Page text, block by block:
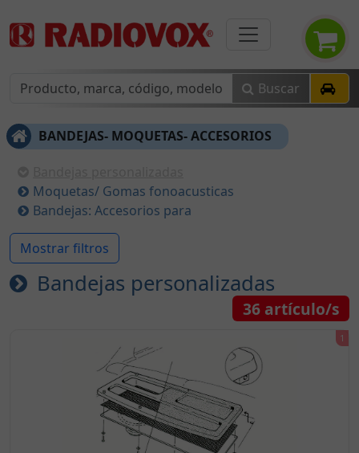
Buscar
BANDEJAS- MOQUETAS- ACCESORIOS
Moquetas/ Gomas fonoacusticas
Bandejas: Accesorios para
Mostrar filtros
Bandejas personalizadas
36artículo/s